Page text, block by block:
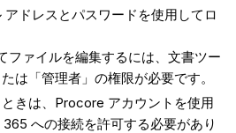
ドレスとパスワードを使用してロ
ファイルを編集するには、文書ツー
は「管理者」の権限が必要です。
きは、Procore アカウントを使用
への接続を許可する必要があり